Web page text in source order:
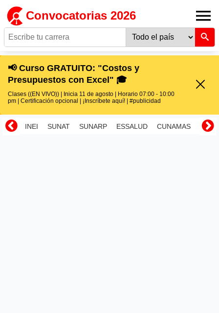
Convocatorias 2026
📢 Curso GRATUITO: "Costos y
Presupuestos con Excel" 🎓
Clases ((EN VIVO)) | Inicia 11 de agosto | Horario 07:00 - 10:00
pm | Certificación opcional | ¡Inscríbete aquí! | #publicidad
INEI SUNAT SUNARP ESSALUD CUNAMAS